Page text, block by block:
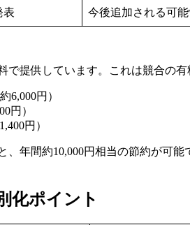
表 今後追加される可能
で提供しています。これは競合の
6,000円）
円）
円）
、年間約10,000円相当の節約が可
化ポイント